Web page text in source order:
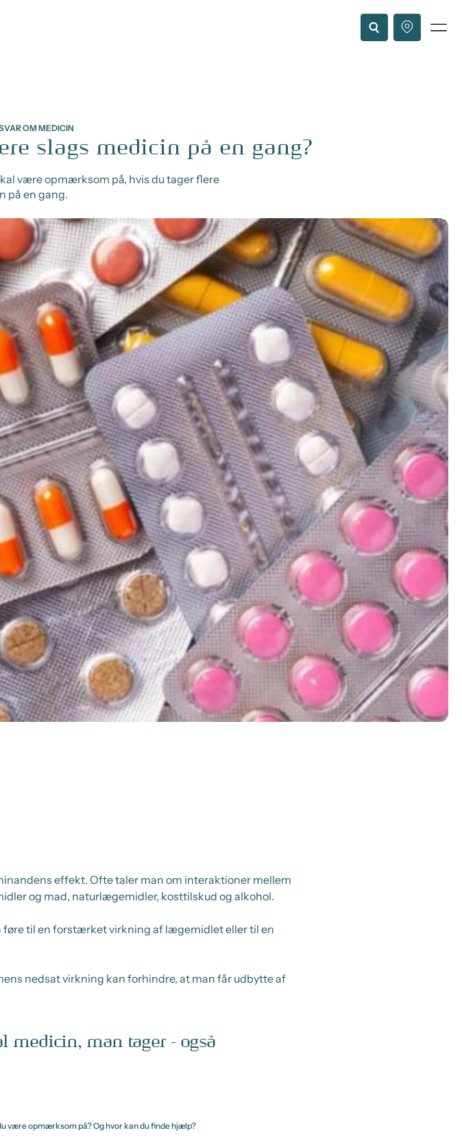
OM MEDICIN
slags medicin på en gang?
være opmærksom på, hvis du tager flere
på en gang.
effekt. Ofte taler man om interaktioner mellem
og mad, naturlægemidler, kosttilskud og alkohol.
til en forstærket virkning af lægemidlet eller til en
nedsat virkning kan forhindre, at man får udbytte af
man tager - også
være opmærksom på? Og hvor kan du finde hjælp?